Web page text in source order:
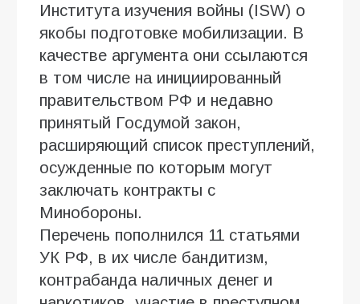
Института изучения войны (ISW) о
якобы подготовке мобилизации. В
качестве аргумента они ссылаются
в том числе на инициированный
правительством РФ и недавно
принятый Госдумой закон,
расширяющий список преступлений,
осужденные по которым могут
заключать контракты с
Минобороны.
Перечень пополнился 11 статьями
УК РФ, в их числе бандитизм,
контрабанда наличных денег и